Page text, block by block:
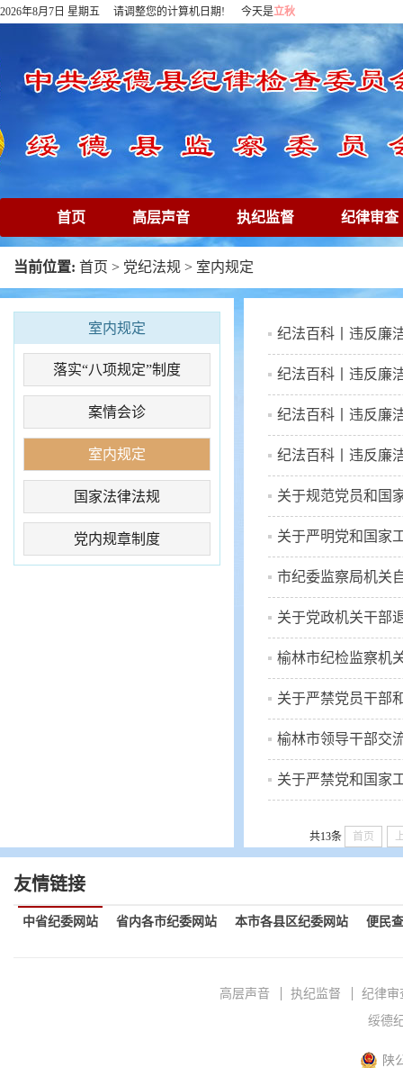
2026年8月7日 星期五 请调整您的计算机日期! 今天是立秋
首页 高层声音 执纪监督 纪律审查
下载专区 在线访谈
当前位置: 首页 > 党纪法规 > 室内规定
室内规定
落实“八项规定”制度
案情会诊
室内规定
国家法律法规
党内规章制度
纪法百科丨违反廉
纪法百科丨违反廉
纪法百科丨违反廉
纪法百科丨违反廉
关于规范党员和国
关于严明党和国家
市纪委监察局机关
关于党政机关干部
榆林市纪检监察机
关于严禁党员干部
榆林市领导干部交
关于严禁党和国家
共13条 首页
友情链接
中省纪委网站 省内各市纪委网站 本市各县区纪委网站 便民
高层声音 执纪监督
纪律审
绥德
陕